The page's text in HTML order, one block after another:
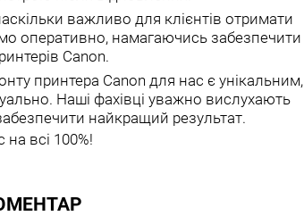
важливо для клієнтів отримати
оперативно, намагаючись забезпечити
Canon.
принтера Canon для нас є унікальним,
Наші фахівці уважно вислухають
найкращий результат.
всі 100%!